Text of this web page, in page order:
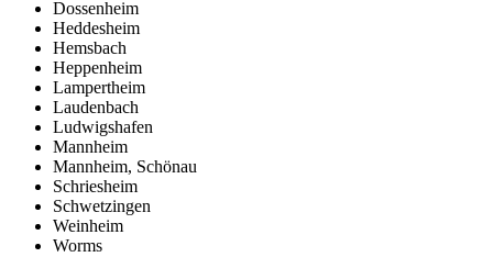
Dossenheim
Heddesheim
Hemsbach
Heppenheim
Lampertheim
Laudenbach
Ludwigshafen
Mannheim
Mannheim, Schönau
Schriesheim
Schwetzingen
Weinheim
Worms